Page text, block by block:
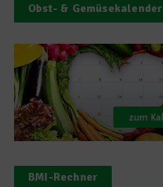
Obst- & Gemüsekalender
BMI-Rechner